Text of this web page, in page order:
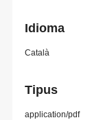
Idioma
Català
Tipus
application/pdf